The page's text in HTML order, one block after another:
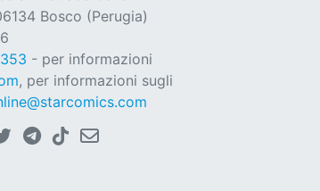
Bosco (Perugia)
- per informazioni
, per informazioni sugli